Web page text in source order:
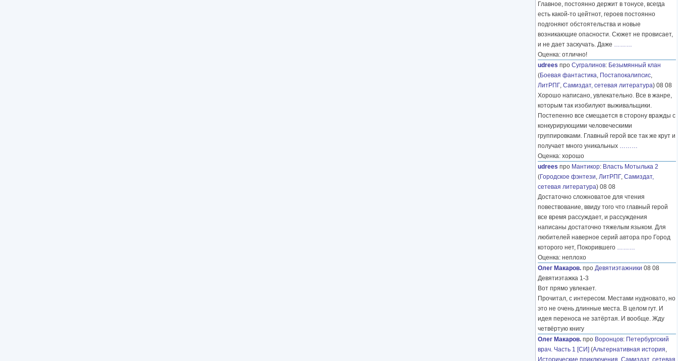
Главное, постоянно держит в тонусе, всегда
есть какой-то цейтнот, героев постоянно
подгоняют обстоятельства и новые
возникающие опасности. Сюжет не провисает,
и не дает заскучать. Даже ………
Оценка: отлично!
udrees про Сугралинов: Безымянный клан
(Боевая фантастика, Постапокалипсис,
ЛитРПГ, Самиздат, сетевая литература) 08 08
Хорошо написано, увлекательно. Все в жанре,
которым так изобилуют выживальщики.
Постепенно все смещается в сторону вражды с
конкурирующими человеческими
группировками. Главный герой все так же крут и
получает много уникальных ………
Оценка: хорошо
udrees про Мантикор: Власть Мотылька 2
(Городское фэнтези, ЛитРПГ, Самиздат,
сетевая литература) 08 08
Достаточно сложноватое для чтения
повествование, ввиду того что главный герой
все время рассуждает, и рассуждения
написаны достаточно тяжелым языком. Для
любителей наверное серий автора про Город
которого нет, Покорившего ………
Оценка: неплохо
Олег Макаров. про Девятиэтажники 08 08
Девятиэтажка 1-3
Вот прямо увлекает.
Прочитал, с интересом. Местами нудновато, но
это не очень длинные места. В целом гут. И
идея переноса не затёртая. И вообще. Жду
четвёртую книгу
Олег Макаров. про Воронцов: Петербургский
врач. Часть 1 [СИ] (Альтернативная история,